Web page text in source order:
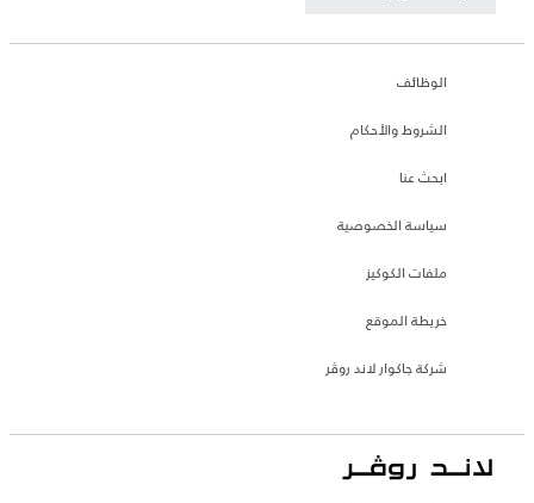
الوظائف
الشروط والأحكام
ابحث عنا
سياسة الخصوصية
ملفات الكوكيز
خريطة الموقع
شركة جاكوار لاند روڤر